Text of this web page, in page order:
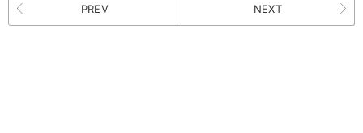
PREV NEXT